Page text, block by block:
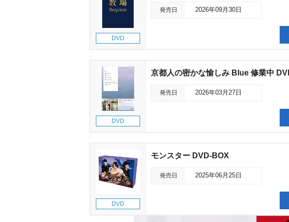
DVD
発売日 2026年09月30日
DVD
京都人の密かな愉しみ Blue 修業中
発売日 2026年03月27日
DVD
モンスター DVD-BOX
発売日 2025年06月25日